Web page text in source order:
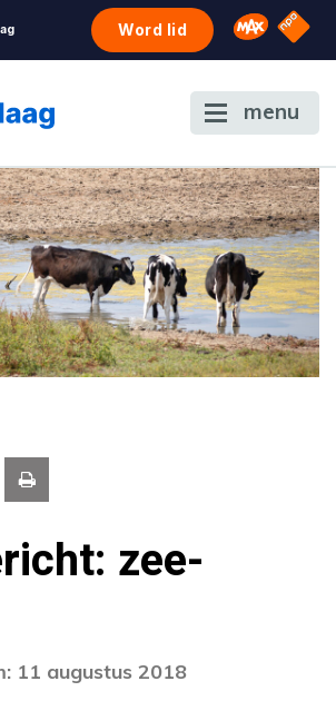
Word lid Omroep
NPO
menu
zee-
11 augustus 2018